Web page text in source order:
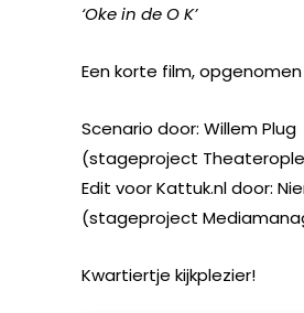
‘Oke in de O K’
Een korte film,
Scenario door: Willem Plug
(stageproject
Edit voor Kattuk.nl door:
(stageproject
Kwartiertje kijkplezier!